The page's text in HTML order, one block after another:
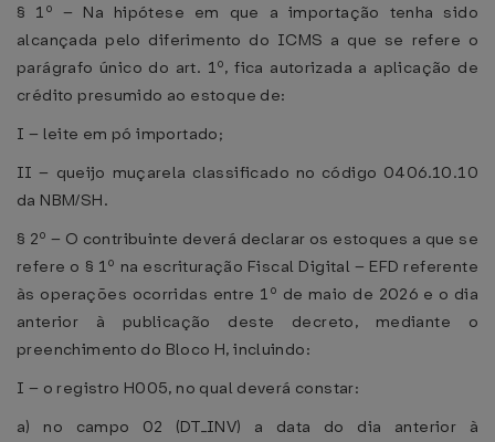
§ 1º – Na hipótese em que a importação tenha sido
alcançada pelo diferimento do ICMS a que se refere o
parágrafo único do art. 1º, fica autorizada a aplicação de
crédito presumido ao estoque de:
I – leite em pó importado;
II – queijo muçarela classificado no código 0406.10.10
da NBM/SH.
§ 2º – O contribuinte deverá declarar os estoques a que se
refere o § 1º na escrituração Fiscal Digital – EFD referente
às operações ocorridas entre 1º de maio de 2026 e o dia
anterior à publicação deste decreto, mediante o
preenchimento do Bloco H, incluindo:
I – o registro H005, no qual deverá constar:
a) no campo 02 (DT_INV) a data do dia anterior à